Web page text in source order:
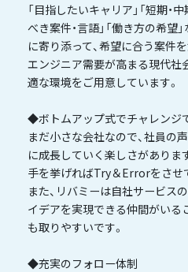
「目指したいキャリア」「短期・
べき案件・言語」「働き方の希望
に寄り添って、希望に合う案件
エンジニア需要が高まる現代社
適な環境をご用意しています。
◆ボトムアップ式でチャレンジ
まだ小さな会社なので、社員の
に成長していく楽しさがありま
手を挙げればTry＆Errorをさせ
また、リバミーは自社サービス
イデアを実現できる仲間がいる
も取りやすいです。
◆充実のフォロー体制